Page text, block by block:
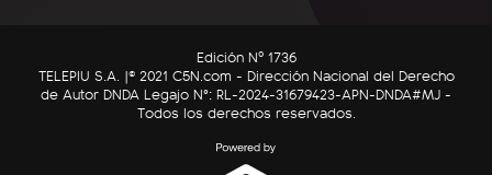
C5N Autos
RatingCero
Edición Nº 1736
TELEPIU S.A. |© 2021 C5N.com - Dirección Nacional del Derecho
de Autor DNDA Legajo N°: RL-2024-31679423-APN-DNDA#MJ -
Todos los derechos reservados.